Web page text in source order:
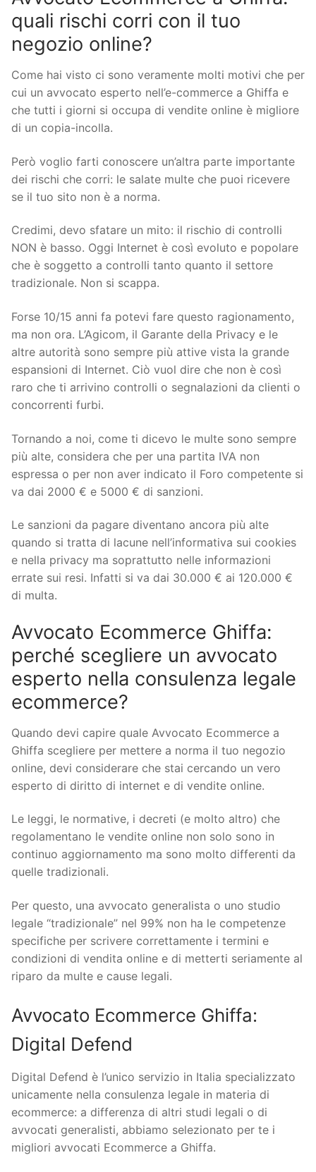
quali rischi corri con il tuo
negozio online?
Come hai visto ci sono veramente molti motivi che per
cui un avvocato esperto nell’e-commerce a Ghiffa e
che tutti i giorni si occupa di vendite online è migliore
di un copia-incolla.
Però voglio farti conoscere un’altra parte importante
dei rischi che corri: le salate multe che puoi ricevere
se il tuo sito non è a norma.
Credimi, devo sfatare un mito: il rischio di controlli
NON è basso. Oggi Internet è così evoluto e popolare
che è soggetto a controlli tanto quanto il settore
tradizionale. Non si scappa.
Forse 10/15 anni fa potevi fare questo ragionamento,
ma non ora. L’Agicom, il Garante della Privacy e le
altre autorità sono sempre più attive vista la grande
espansioni di Internet. Ciò vuol dire che non è così
raro che ti arrivino controlli o segnalazioni da clienti o
concorrenti furbi.
Tornando a noi, come ti dicevo le multe sono sempre
più alte, considera che per una partita IVA non
espressa o per non aver indicato il Foro competente si
va dai 2000 € e 5000 € di sanzioni.
Le sanzioni da pagare diventano ancora più alte
quando si tratta di lacune nell’informativa sui cookies
e nella privacy ma soprattutto nelle informazioni
errate sui resi. Infatti si va dai 30.000 € ai 120.000 €
di multa.
Avvocato Ecommerce Ghiffa:
perché scegliere un avvocato
esperto nella consulenza legale
ecommerce?
Quando devi capire quale Avvocato Ecommerce a
Ghiffa scegliere per mettere a norma il tuo negozio
online, devi considerare che stai cercando un vero
esperto di diritto di internet e di vendite online.
Le leggi, le normative, i decreti (e molto altro) che
regolamentano le vendite online non solo sono in
continuo aggiornamento ma sono molto differenti da
quelle tradizionali.
Per questo, una avvocato generalista o uno studio
legale “tradizionale” nel 99% non ha le competenze
specifiche per scrivere correttamente i termini e
condizioni di vendita online e di metterti seriamente al
riparo da multe e cause legali.
Avvocato Ecommerce Ghiffa:
Digital Defend
Digital Defend è l’unico servizio in Italia specializzato
unicamente nella consulenza legale in materia di
ecommerce: a differenza di altri studi legali o di
avvocati generalisti, abbiamo selezionato per te i
migliori avvocati Ecommerce a Ghiffa.